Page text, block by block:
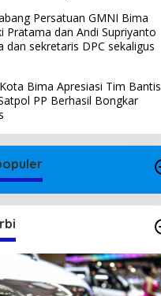
Persatuan GMNI Bima
Pratama dan Andi Supriyanto
dan sekretaris DPC sekaligus
Bima Apresiasi Tim Bantis
PP Berhasil Bongkar